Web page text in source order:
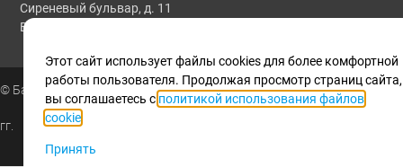
Сиреневый бульвар, д. 11
Все мероприятия проводятся по предварительной записи
© Байтик, 1986 - 2025
гг.
Этот сайт использует файлы cookies для более комфортной
работы пользователя. Продолжая просмотр страниц сайта,
вы соглашаетесь с политикой использования файлов
cookie
Принять